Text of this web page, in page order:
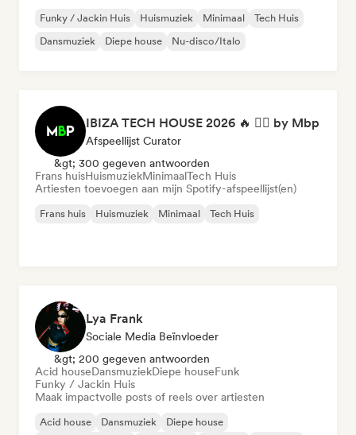
Funky / Jackin Huis Huismuziek Minimaal
Tech Huis
Dansmuziek
Diepe house Nu-disco/Italo
IBIZA TECH HOUSE 2026 🔥 😮‍💨 by Mbp
Afspeellijst Curator
&gt; 300 gegeven antwoorden
Frans huisHuismuziekMinimaalTech Huis
Artiesten toevoegen aan mijn Spotify-afspeellijst(en)
Frans huis Huismuziek Minimaal Tech Huis
Lya Frank
Sociale Media Beïnvloeder
&gt; 200 gegeven antwoorden
Acid houseDansmuziekDiepe houseFunk
Funky / Jackin Huis
Maak impactvolle posts of reels over artiesten
Acid house Dansmuziek
Diepe house